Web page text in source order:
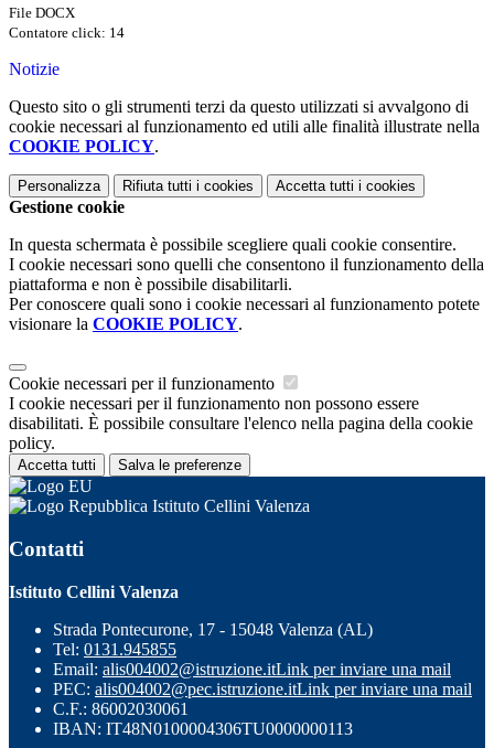
File DOCX
Contatore click: 14
Notizie
Questo sito o gli strumenti terzi da questo utilizzati si avvalgono di
cookie necessari al funzionamento ed utili alle finalità illustrate nella
COOKIE POLICY.
Personalizza Rifiuta tutti i cookies Accetta tutti i cookies
Gestione cookie
In questa schermata è possibile scegliere quali cookie consentire.
I cookie necessari sono quelli che consentono il funzionamento della
piattaforma e non è possibile disabilitarli.
Per conoscere quali sono i cookie necessari al funzionamento potete
visionare la COOKIE POLICY.
Cookie necessari per il funzionamento
I cookie necessari per il funzionamento non possono essere
disabilitati. È possibile consultare l'elenco nella pagina della cookie
policy.
Accetta tutti Salva le preferenze
Istituto Cellini Valenza
Contatti
Istituto Cellini Valenza
Strada Pontecurone, 17 - 15048 Valenza (AL)
Tel: 0131.945855
Email: alis004002@istruzione.itLink per inviare una mail
PEC: alis004002@pec.istruzione.itLink per inviare una mail
C.F.: 86002030061
IBAN: IT48N0100004306TU0000000113